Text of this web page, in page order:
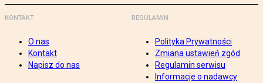
KONTAKT
O nas
Kontakt
Napisz do nas
REGULAMIN
Polityka Prywatności
Zmiana ustawień zgód
Regulamin serwisu
Informacje o nadawcy